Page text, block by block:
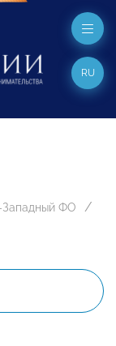
RU
ФО